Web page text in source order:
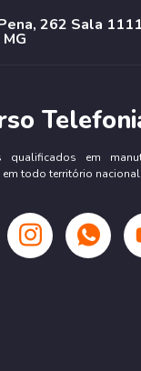
262 Sala
qualificados em
todo território nacional.